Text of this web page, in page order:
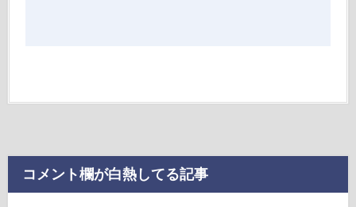
コメント欄が白熱してる記事